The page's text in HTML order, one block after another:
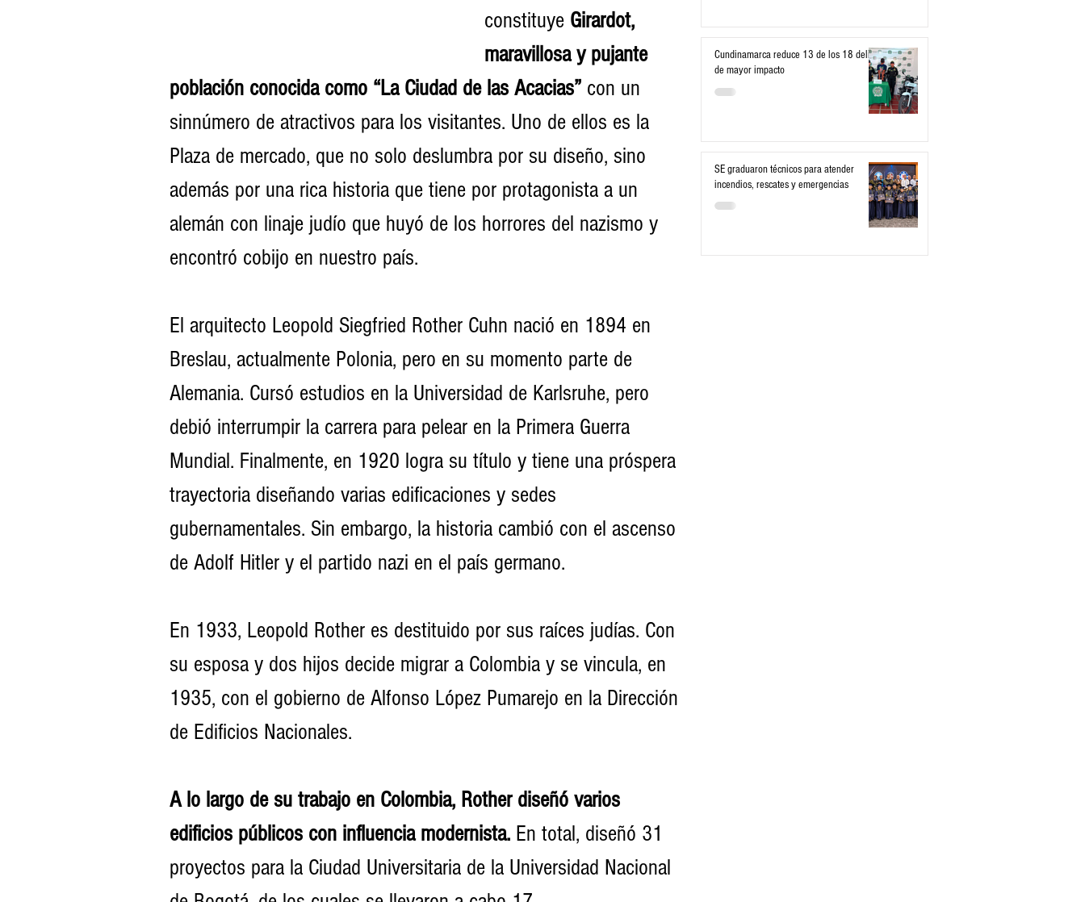
constituye Girardot,
maravillosa y pujante
población conocida como “La Ciudad de las Acacias” con un
sinnúmero de atractivos para los visitantes. Uno de ellos es la
Plaza de mercado, que no solo deslumbra por su diseño, sino
además por una rica historia que tiene por protagonista a un
alemán con linaje judío que huyó de los horrores del nazismo y
encontró cobijo en nuestro país.
El arquitecto Leopold Siegfried Rother Cuhn nació en 1894 en
Breslau, actualmente Polonia, pero en su momento parte de
Alemania. Cursó estudios en la Universidad de Karlsruhe, pero
debió interrumpir la carrera para pelear en la Primera Guerra
Mundial. Finalmente, en 1920 logra su título y tiene una próspera
trayectoria diseñando varias edificaciones y sedes
gubernamentales. Sin embargo, la historia cambió con el ascenso
de Adolf Hitler y el partido nazi en el país germano.
En 1933, Leopold Rother es destituido por sus raíces judías. Con
su esposa y dos hijos decide migrar a Colombia y se vincula, en
1935, con el gobierno de Alfonso López Pumarejo en la Dirección
de Edificios Nacionales.
A lo largo de su trabajo en Colombia, Rother diseñó varios
edificios públicos con influencia modernista. En total, diseñó 31
proyectos para la Ciudad Universitaria de la Universidad Nacional
Cundinamarca reduce 13 de los 18 delitos
de mayor impacto
SE graduaron técnicos para atender
incendios, rescates y emergencias